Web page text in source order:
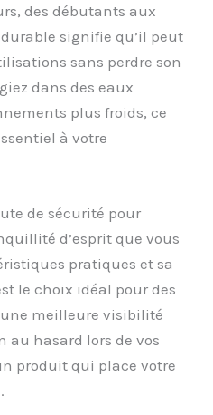
des débutants aux
signifie qu’il peut
sans perdre son
dans des eaux
plus froids, ce
à votre
de sécurité pour
d’esprit que vous
pratiques et sa
le choix idéal pour des
meilleure visibilité
au hasard lors de vos
produit qui place votre